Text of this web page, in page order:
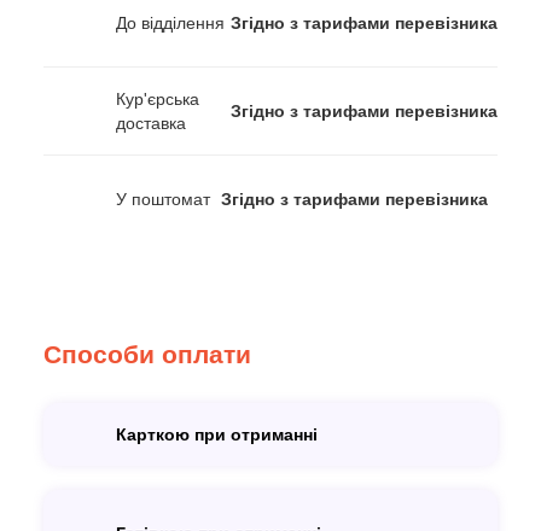
До відділення Згідно з тарифами перевізника
Кур'єрська
доставка
Згідно з тарифами перевізника
У поштомат Згідно з тарифами перевізника
Способи оплати
Карткою при отриманні